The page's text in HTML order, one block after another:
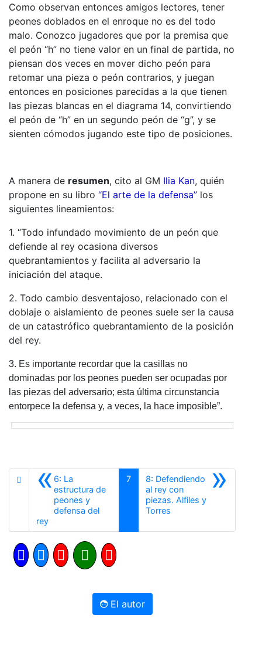
Como observan entonces amigos lectores, tener
peones doblados en el enroque no es del todo
malo. Conozco jugadores que por la premisa que
el peón “h” no tiene valor en un final de partida, no
piensan dos veces en mover dicho peón para
retomar una pieza o peón contrarios, y juegan
entonces en posiciones parecidas a la que tienen
las piezas blancas en el diagrama 14, convirtiendo
el peón de “h” en un segundo peón de “g”, y se
sienten cómodos jugando este tipo de posiciones.
A manera de resumen, cito al GM Ilia Kan, quién
propone en su libro “El arte de la defensa” los
siguientes lineamientos:
1. “Todo infundado movimiento de un peón que
defiende al rey ocasiona diversos
quebrantamientos y facilita al adversario la
iniciación del ataque.
2. Todo cambio desventajoso, relacionado con el
doblaje o aislamiento de peones suele ser la causa
de un catastrófico quebrantamiento de la posición
del rey.
3. Es importante recordar que la casillas no
dominadas por los peones pueden ser ocupadas por
las piezas del adversario; esta última circunstancia
entorpece la defensa y, a veces, la hace imposible”.
«6: La
estructura de
peones y
defensa del
reyAnterior
7 »
8: Defendiendo
al rey con
piezas. Alfiles y
Torres
El autor